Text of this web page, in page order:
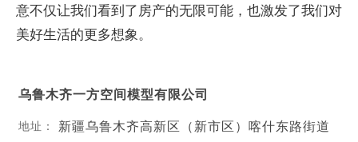
意不仅让我们看到了房产的无限可能，也激发了我们对
美好生活的更多想象。
乌鲁木齐一方空间模型有限公司
地址：
新疆乌鲁木齐高新区（新市区）喀什东路街道